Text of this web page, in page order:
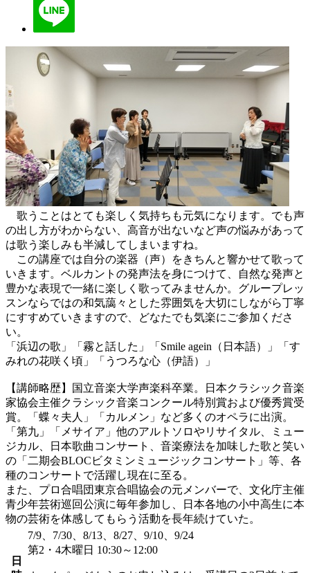
歌うことはとても楽しく気持ちも元気になります。でも声
の出し方がわからない、高音が出ないなど声の悩みがあって
は歌う楽しみも半減してしまいますね。
この講座では自分の楽器（声）をきちんと響かせて歌って
いきます。ベルカントの発声法を身につけて、自然な発声と
豊かな表現で一緒に楽しく歌ってみませんか。グループレッ
スンならではの和気藹々とした雰囲気を大切にしながら丁寧
にすすめていきますので、どなたでも気楽にご参加くださ
い。
「浜辺の歌」「霧と話した」「Smile agein（日本語）」「す
みれの花咲く頃」「うつろな心（伊語）」
【講師略歴】国立音楽大学声楽科卒業。日本クラシック音楽
家協会主催クラシック音楽コンクール特別賞および優秀賞受
賞。「蝶々夫人」「カルメン」など多くのオペラに出演。
「第九」「メサイア」他のアルトソロやリサイタル、ミュー
ジカル、日本歌曲コンサート、音楽療法を加味した歌と笑い
の「二期会BLOCビタミンミュージックコンサート」等、各
種のコンサートで活躍し現在に至る。
また、プロ合唱団東京合唱協会の元メンバーで、文化庁主催
青少年芸術巡回公演に毎年参加し、日本各地の小中高生に本
物の芸術を体感してもらう活動を長年続けていた。
日
7/9、7/30、8/13、8/27、9/10、9/24
第2・4木曜日 10:30～12:00